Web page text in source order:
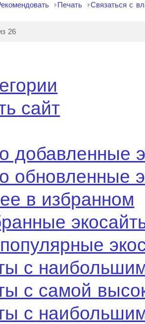
Печать Связаться с
26
сайт
добавленные
обновленные
в избранном
с
с самой
с